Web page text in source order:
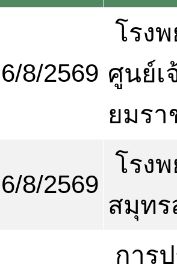
6/8/2569
โรง
ศูนย์เ
ยมรา
6/8/2569
โรง
สมุทร
การ